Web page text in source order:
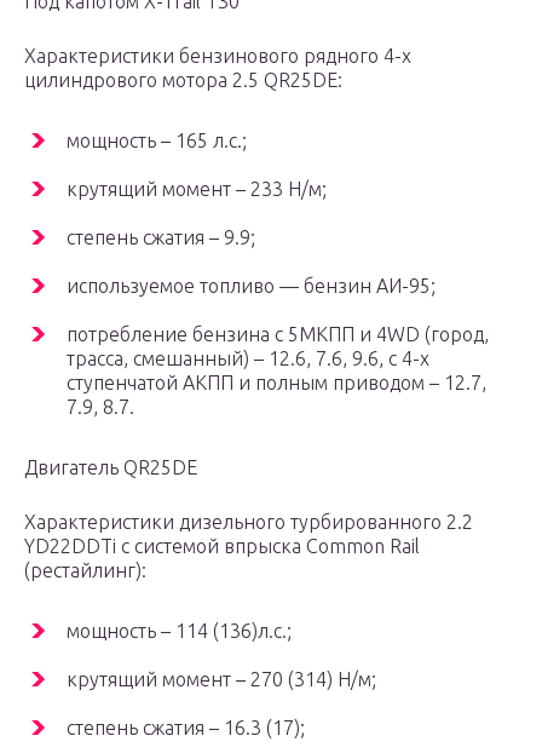
Характеристики бензинового рядного 4-х
цилиндрового мотора 2.5 QR25DE:
мощность – 165 л.с.;
крутящий момент – 233 Н/м;
степень сжатия – 9.9;
используемое топливо — бензин АИ-95;
потребление бензина с 5МКПП и 4WD (город,
трасса, смешанный) – 12.6, 7.6, 9.6, с 4-х
ступенчатой АКПП и полным приводом – 12.7,
7.9, 8.7.
Двигатель QR25DE
Характеристики дизельного турбированного 2.2
YD22DDTi с системой впрыска Common Rail
(рестайлинг):
мощность – 114 (136)л.с.;
крутящий момент – 270 (314) Н/м;
степень сжатия – 16.3 (17);